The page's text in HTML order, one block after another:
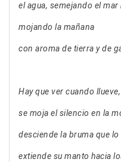
el agua, semejando el
mojando la mañana
con aroma de tierra y de
Hay que ver cuando
se moja el silencio en la
desciende la bruma que lo
extiende su manto hacia